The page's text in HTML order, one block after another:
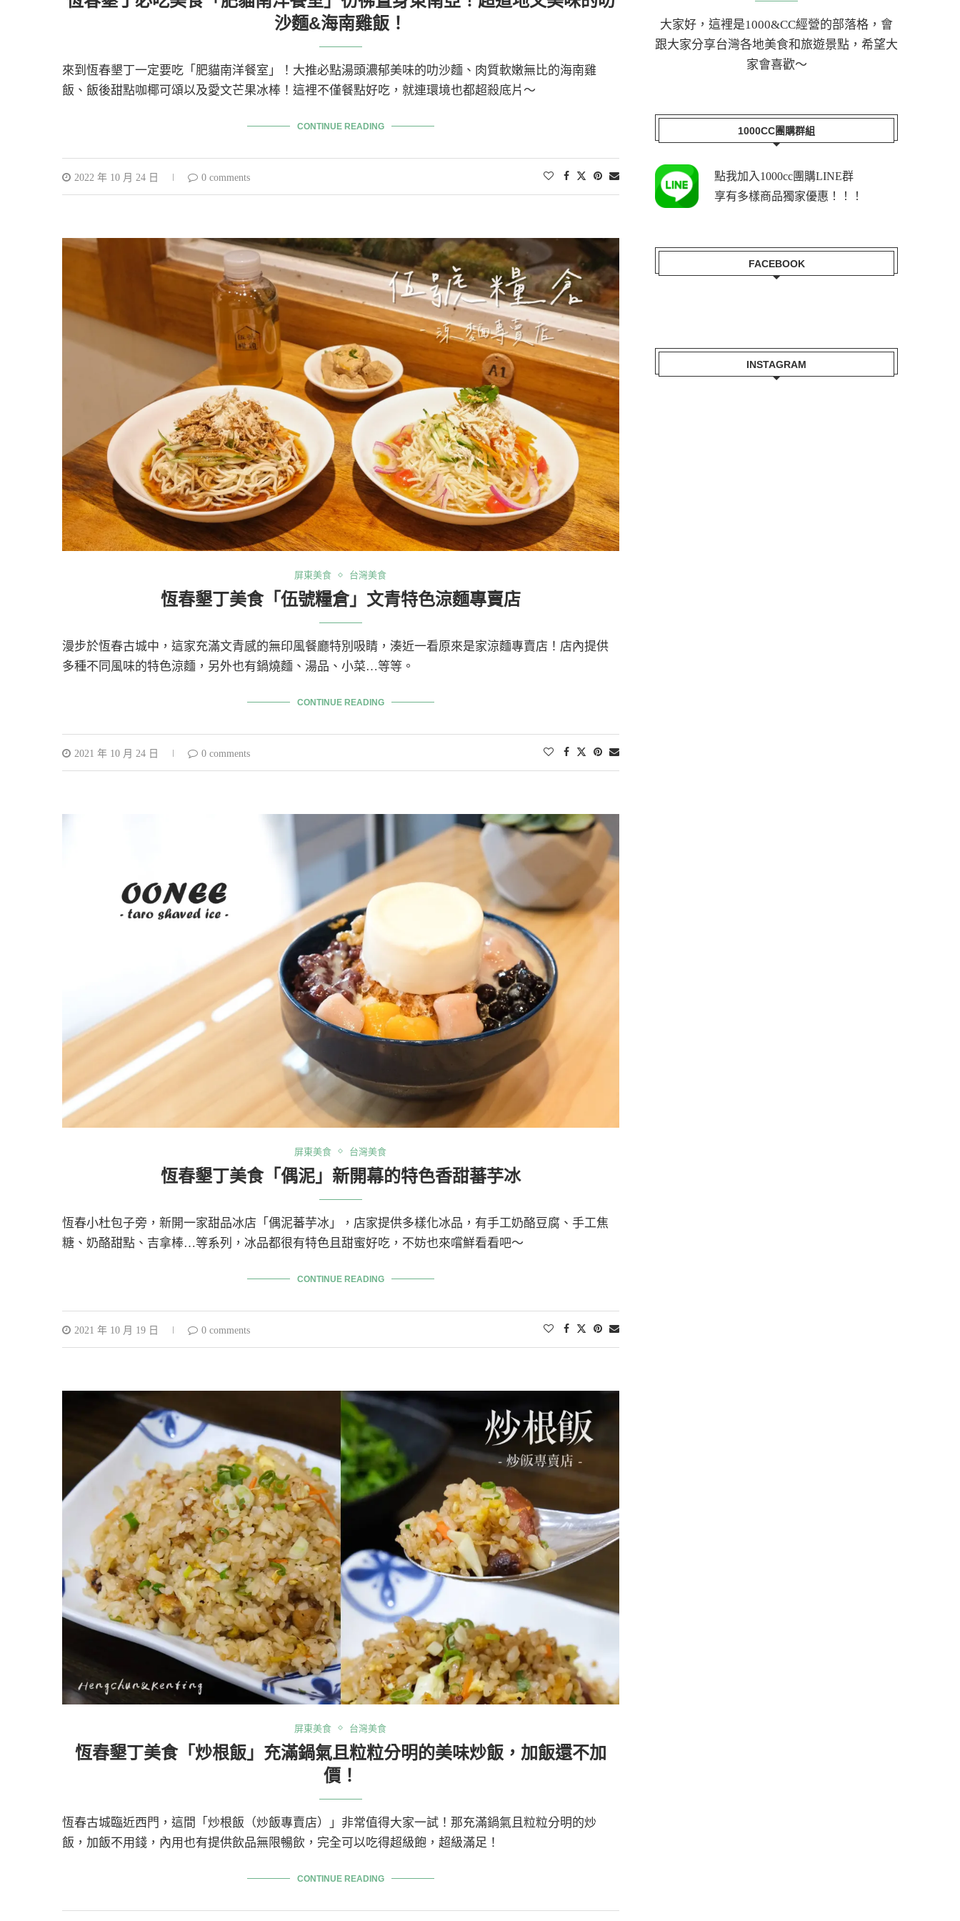
沙麵&海南雞飯！
來到恆春墾丁一定要吃「肥貓南洋餐室」！大推必點湯頭濃郁美味的叻沙麵、肉質軟嫩無比的海南雞
飯、飯後甜點咖椰可頌以及愛文芒果冰棒！這裡不僅餐點好吃，就連環境也都超殺底片～
CONTINUE READING
2022 年 10 月 24 日 0 comments
屏東美食 台灣美食
恆春墾丁美食「伍號糧倉」文青特色涼麵專賣店
漫步於恆春古城中，這家充滿文青感的無印風餐廳特別吸睛，湊近一看原來是家涼麵專賣店！店內提供
多種不同風味的特色涼麵，另外也有鍋燒麵、湯品、小菜…等等。
CONTINUE READING
2021 年 10 月 24 日 0 comments
屏東美食 台灣美食
恆春墾丁美食「偶泥」新開幕的特色香甜蕃芋冰
恆春小杜包子旁，新開一家甜品冰店「偶泥蕃芋冰」，店家提供多樣化冰品，有手工奶酪豆腐、手工焦
糖、奶酪甜點、吉拿棒…等系列，冰品都很有特色且甜蜜好吃，不妨也來嚐鮮看看吧～
CONTINUE READING
2021 年 10 月 19 日 0 comments
屏東美食 台灣美食
恆春墾丁美食「炒根飯」充滿鍋氣且粒粒分明的美味炒飯，加飯還不加
價！
恆春古城臨近西門，這間「炒根飯（炒飯專賣店）」非常值得大家一試！那充滿鍋氣且粒粒分明的炒
飯，加飯不用錢，內用也有提供飲品無限暢飲，完全可以吃得超級飽，超級滿足！
CONTINUE READING
大家好，這裡是1000&CC經營的部落格，會
跟大家分享台灣各地美食和旅遊景點，希望大
家會喜歡～
1000CC團購群組
點我加入1000cc團購LINE群
享有多樣商品獨家優惠！！！
FACEBOOK
INSTAGRAM